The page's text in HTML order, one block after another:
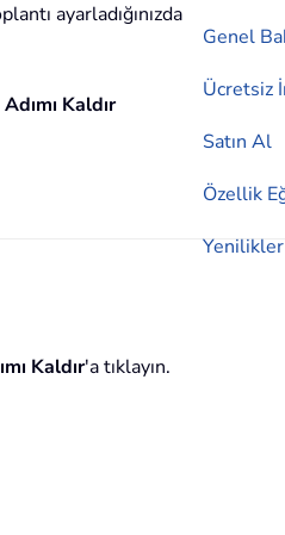
Genel
Ücretsiz
Satın Al
Özellik
ayarladığınızda
Adımı Kaldır
Kaldır'a tıklayın.